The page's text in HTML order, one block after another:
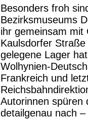
Besonders froh
Bezirksmuseums
ihr gemeinsam mit
Kaulsdorfer
gelegene Lager
Wolhynien-
Frankreich und
Autorinnen spüren
detailgenau nach